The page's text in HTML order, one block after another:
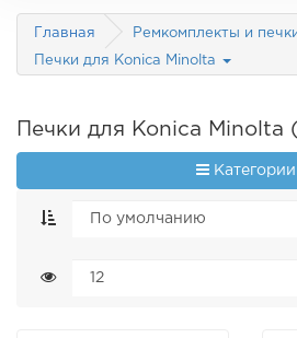
Главная Ремкомплекты и
Печки для Konica Minolta
Печки для Konica Minolta
Категории